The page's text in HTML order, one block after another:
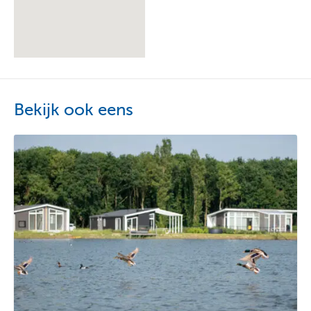
Bekijk ook eens